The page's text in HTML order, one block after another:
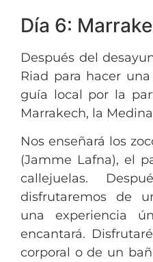
Día 6:
Después del
Riad para hacer
guía local por la
Marrakech, la Medina
Nos enseñará los
(Jamme Lafna), el
callejuelas.
disfrutaremos de
una experiencia
encantará.
corporal o de un